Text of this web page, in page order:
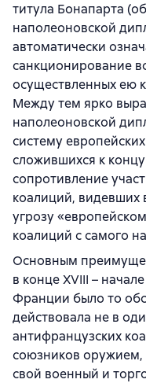
титула Бонапарта
наполеоновской
автоматически
санкционирование
осуществленных ею
Между тем ярко
наполеоновской
систему
сложившихся к концу
сопротивление
коалиций, видевших
угрозу
коалиций с самого
Основным
в конце XVIII –
Франции было то
действовала не в
антифранцузских
союзников оружием,
свой военный и